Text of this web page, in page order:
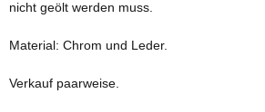
nicht geölt werden muss.
Material: Chrom und Leder.
Verkauf paarweise.